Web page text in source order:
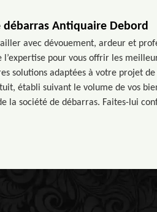
débarras Antiquaire Debord
avec dévouement, ardeur et
l’expertise pour vous offrir les
solutions adaptées à votre projet de
établi suivant le volume de vos
la société de débarras. Faites-lui